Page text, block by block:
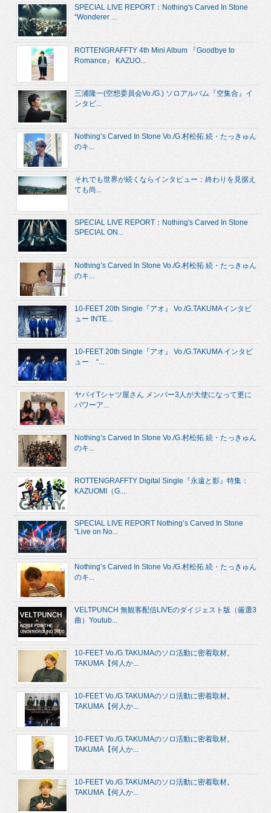
SPECIAL LIVE REPORT：Nothing's Carved In Stone
“Wonderer ...
ROTTENGRAFFTY 4th Mini Album 『Goodbye to
Romance』 KAZUO...
三浦隆一(空想委員会Vo./G.) ソロアルバム『空集合』イ
ンタビ...
Nothing’s Carved In Stone Vo./G.村松拓 続・たっきゅん
のキ...
それでも世界が続くならインタビュー：終わりを見据え
ても尚...
SPECIAL LIVE REPORT：Nothing's Carved In Stone
SPECIAL ON...
Nothing’s Carved In Stone Vo./G.村松拓 続・たっきゅん
のキ...
10-FEET 20th Single『アオ』 Vo./G.TAKUMAインタビ
ュー INTE...
10-FEET 20th Single『アオ』 Vo./G.TAKUMA インタビ
ュー “...
ヤバイTシャツ屋さん メンバー3人が大使になって更に
パワーア...
Nothing’s Carved In Stone Vo./G.村松拓 続・たっきゅん
のキ...
ROTTENGRAFFTY Digital Single『永遠と影』特集：
KAZUOMI（G....
SPECIAL LIVE REPORT Nothing’s Carved In Stone
“Live on No...
Nothing’s Carved In Stone Vo./G.村松拓 続・たっきゅん
のキ...
VELTPUNCH 無観客配信LIVEのダイジェスト版（厳選3
曲）Youtub...
10-FEET Vo./G.TAKUMAのソロ活動に密着取材。
TAKUMA【何人か...
10-FEET Vo./G.TAKUMAのソロ活動に密着取材。
TAKUMA【何人か...
10-FEET Vo./G.TAKUMAのソロ活動に密着取材。
TAKUMA【何人か...
10-FEET Vo./G.TAKUMAのソロ活動に密着取材。
TAKUMA【何人か...